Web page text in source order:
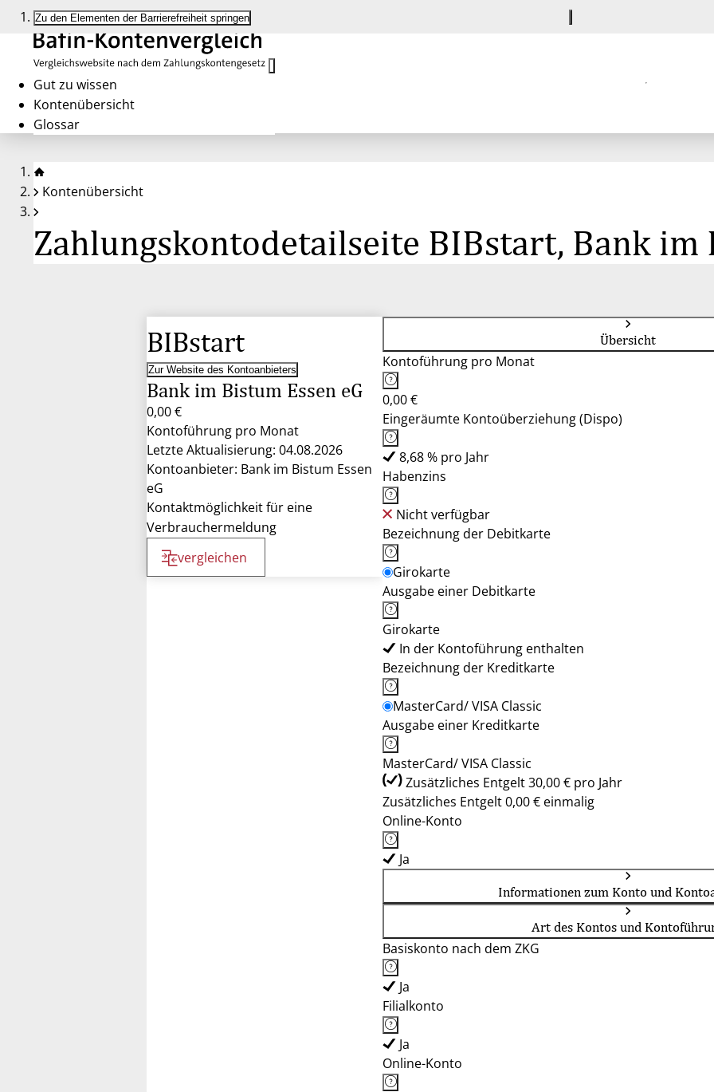
Zu den Elementen der Barrierefreiheit springen
Gut zu wissen
Kontenübersicht
Glossar
Kontenübersicht
Zahlungskontodetailseite BIBstart, Bank im
BIBstart
Zur Website des Kontoanbieters
Bank im Bistum Essen eG
0,00 €
Kontoführung pro Monat
Letzte Aktualisierung: 04.08.2026
Kontoanbieter: Bank im Bistum Essen
eG
Kontaktmöglichkeit für eine
Verbrauchermeldung
vergleichen
Übersicht
Kontoführung pro Monat
0,00 €
Eingeräumte Kontoüberziehung (Dispo)
8,68 % pro Jahr
Habenzins
Nicht verfügbar
Bezeichnung der Debitkarte
Girokarte
Ausgabe einer Debitkarte
Girokarte
In der Kontoführung enthalten
Bezeichnung der Kreditkarte
MasterCard/ VISA Classic
Ausgabe einer Kreditkarte
MasterCard/ VISA Classic
Zusätzliches Entgelt 30,00 € pro Jahr
Zusätzliches Entgelt 0,00 € einmalig
Online-Konto
Ja
Informationen zum Konto und
Art des Kontos und
Basiskonto nach dem ZKG
Ja
Filialkonto
Ja
Online-Konto